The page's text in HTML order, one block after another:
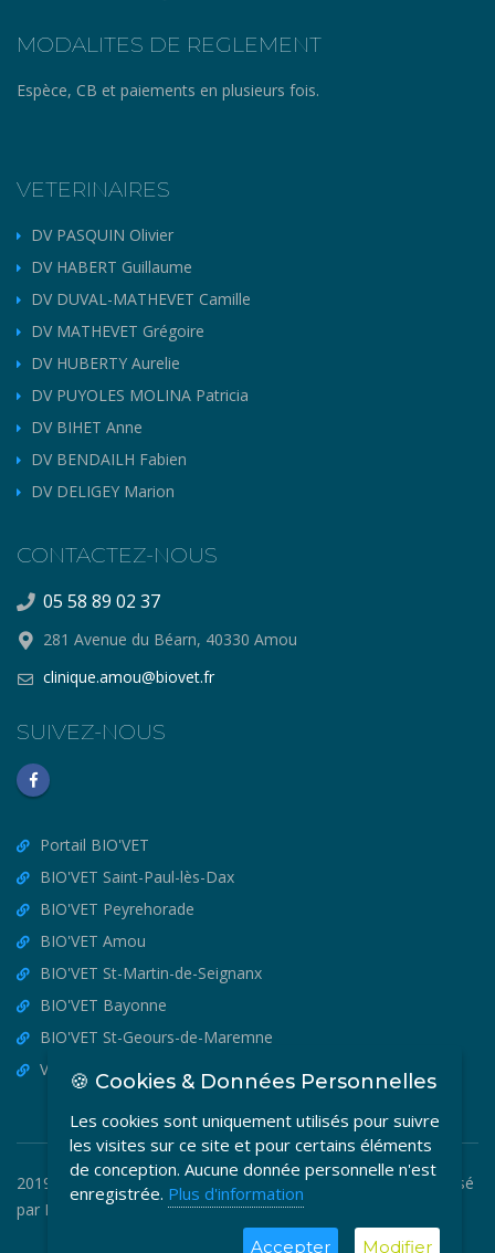
MODALITES DE REGLEMENT
Espèce, CB et paiements en plusieurs fois.
VETERINAIRES
DV PASQUIN Olivier
DV HABERT Guillaume
DV DUVAL-MATHEVET Camille
DV MATHEVET Grégoire
DV HUBERTY Aurelie
DV PUYOLES MOLINA Patricia
DV BIHET Anne
DV BENDAILH Fabien
DV DELIGEY Marion
CONTACTEZ-NOUS
05 58 89 02 37
281 Avenue du Béarn, 40330 Amou
clinique.amou@biovet.fr
SUIVEZ-NOUS
Portail BIO'VET
BIO'VET Saint-Paul-lès-Dax
BIO'VET Peyrehorade
BIO'VET Amou
BIO'VET St-Martin-de-Seignanx
BIO'VET Bayonne
BIO'VET St-Geours-de-Maremne
VET'OSTEO
2019-2026 © BIO'VET - Copyright Tous Droits Réservés. Réalisé
par MEDIA VETO
🍪 Cookies & Données Personnelles
Les cookies sont uniquement utilisés pour suivre
les visites sur ce site et pour certains éléments
de conception. Aucune donnée personnelle n'est
enregistrée. Plus d'information
Accepter Modifier